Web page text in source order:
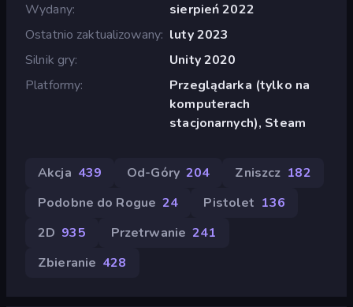
Wydany
sierpień 2022
Ostatnio zaktualizowany luty 2023
Silnik gry
Unity 2020
Platformy
Przeglądarka (tylko na
komputerach
stacjonarnych), Steam
Akcja 439 Od-Góry 204 Zniszcz 182
Podobne do Rogue 24 Pistolet 136
2D 935 Przetrwanie 241
Zbieranie 428